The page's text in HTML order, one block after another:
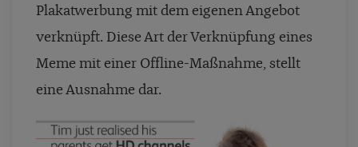
Plakatwerbung mit dem eigenen Angebot
verknüpft. Diese Art der Verknüpfung eines
Meme mit einer Offline-Maßnahme, stellt
eine Ausnahme dar.